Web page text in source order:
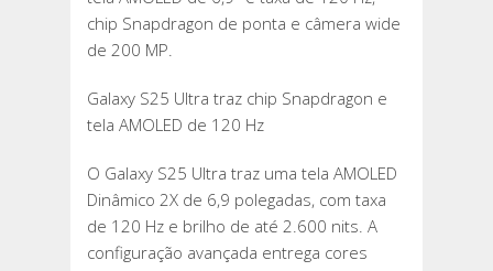
chip Snapdragon de ponta e câmera wide
de 200 MP.
Galaxy S25 Ultra traz chip Snapdragon e
tela AMOLED de 120 Hz
O Galaxy S25 Ultra traz uma tela AMOLED
Dinâmico 2X de 6,9 polegadas, com taxa
de 120 Hz e brilho de até 2.600 nits. A
configuração avançada entrega cores